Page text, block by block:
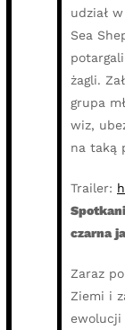
udział
Sea
żagli.
grupa
wiz,
na taką
Trailer:
czarna
Zaraz
Ziemi i
ewolucji